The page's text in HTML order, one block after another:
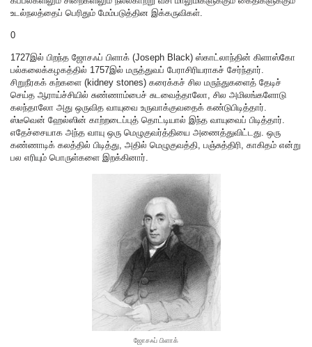
உடல்நலத்தைப் பெரிதும் மேம்படுத்தின இக்கருவிகள்.
0
1727இல் பிறந்த ஜோசஃப் பிளாக் (Joseph Black) ஸ்காட்லாந்தின் கிளாஸ்கோ
பல்கலைக்கழகத்தில் 1757இல் மருத்துவப் பேராசிரியராகச் சேர்ந்தார்.
சிறுநீரகக் கற்களை (kidney stones) கரைக்கச் சில மருந்துகளைத் தேடிச்
செய்த ஆராய்ச்சியில் சுண்ணாம்பைச் சுடவைத்தாலோ, சில அமிலங்களோடு
கலந்தாலோ அது ஒருவித வாயுவை உருவாக்குவதைக் கண்டுபிடித்தார்.
ஸ்டீவென் ஹேல்ஸின் காற்றடைப்புத் தொட்டியால் இந்த வாயுவைப் பிடித்தார்.
எதேச்சையாக அந்த வாயு ஒரு மெழுகுவர்த்தியை அணைத்துவிட்டது. ஒரு
கண்ணாடிக் கலத்தில் பிடித்து, அதில் மெழுகுவத்தி, பஞ்சுத்திரி, காகிதம் என்று
பல எரியும் பொருள்களை இறக்கினார்.
ஜோசஃப் பிளாக்